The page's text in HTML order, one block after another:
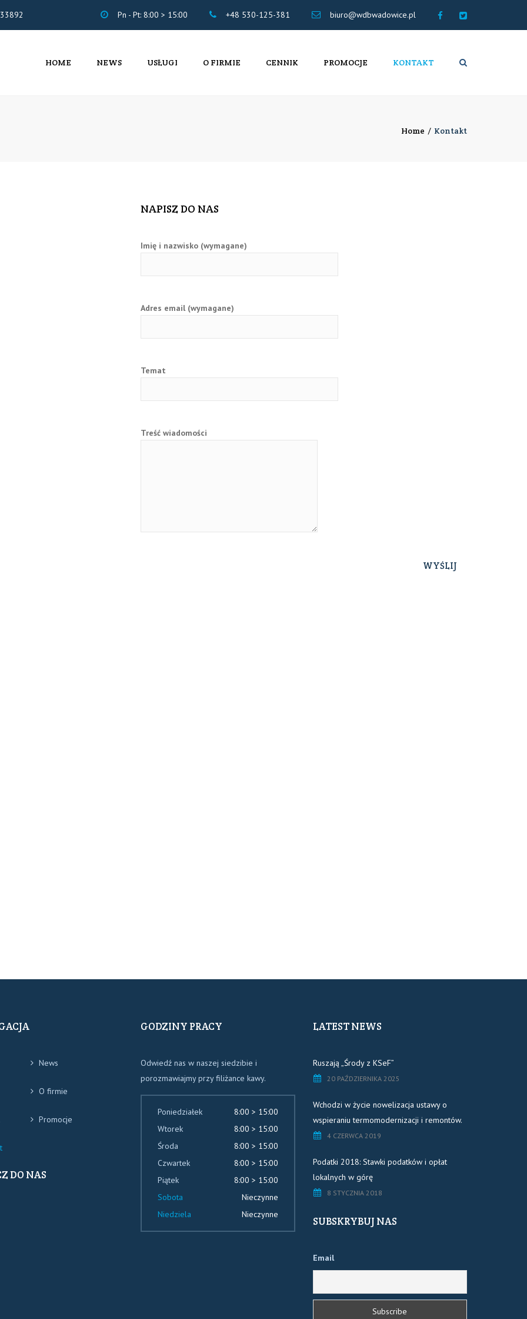
Pn - Pt: 8:00 > 15:00 +48 530-125-381 biuro@wdbwadowice.pl
Biuro
Rachunkowe
WADOWICE
@TT
HOME NEWS USŁUGI O FIRMIE CENNIK PROMOCJE KONTAKT
Home Kontakt
NAPISZ DO NAS
Imię i nazwisko (wymagane)
Adres email (wymagane)
Temat
Treść wiadomości
News
O firmie
Promocje
DO NAS
GODZINY PRACY
Odwiedź nas w naszej siedzibie i
porozmawiajmy przy filiżance kawy.
Poniedziałek
8:00 > 15:00
Wtorek
8:00 > 15:00
Środa
8:00 > 15:00
Czwartek
8:00 > 15:00
Piątek
8:00 > 15:00
Sobota
Nieczynne
Niedziela
Nieczynne
LATEST NEWS
Ruszają „Środy z KSeF”
20 PAŹDZIERNIKA 2025
Wchodzi w życie nowelizacja ustawy o
wspieraniu termomodernizacji i remontów.
4 CZERWCA 2019
Podatki 2018: Stawki podatków i opłat
lokalnych w górę
8 STYCZNIA 2018
SUBSKRYBUJ NAS
Email